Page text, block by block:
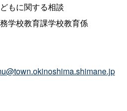
もに関する相談
学校教育課学校教育係